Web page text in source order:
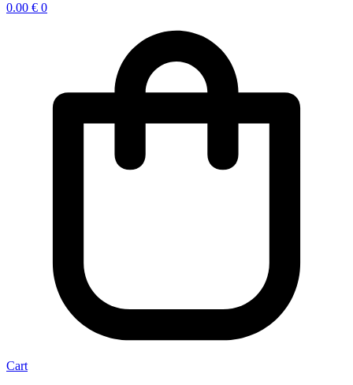
0.00 € 0
Cart